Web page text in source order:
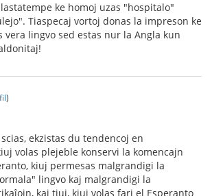
ke homoj uzas "hospitalo"
Tiaspecaj vortoj donas la impreson ke
vera lingvo sed estas nur la Angla kun
)
ekzistas du tendencoj en
volas plejeble konservi la komencajn
kiuj permesas malgrandigi la
lingvo kaj malgrandigi la
kaj tiuj, kiuj volas fari el Esperanto